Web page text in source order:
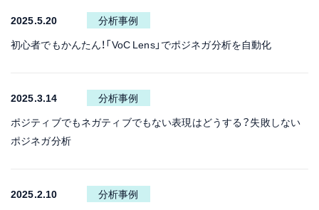
2025.5.20
分析事例
初心者でもかんたん！「VoC Lens」でポジネガ分析を自動化
2025.3.14
分析事例
ポジティブでもネガティブでもない表現はどうする？失敗しない
ポジネガ分析
2025.2.10
分析事例